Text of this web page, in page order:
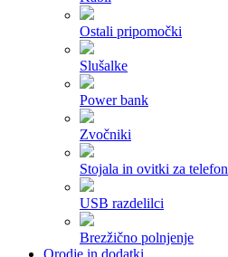
Ostali pripomočki
Slušalke
Power bank
Zvočniki
Stojala in ovitki za telefon
USB razdelilci
Brezžično polnjenje
Orodje in dodatki